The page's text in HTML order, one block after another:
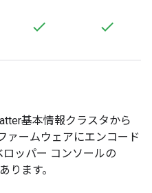
基本情報クラスタから
ァームウェアにエンコード
ッパー コンソールの
ります。